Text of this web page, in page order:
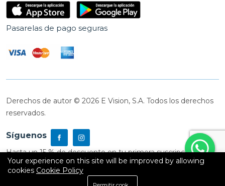
Pasarelas de pago seguras
Derechos de autor © 2026 E Vision, S.A. Todos los derechos
reservados.
Síguenos
Hasta un 15 % de descuento en tu primera suscripción
Your experience on this site will be improved by allowing
cookies Cookie Policy